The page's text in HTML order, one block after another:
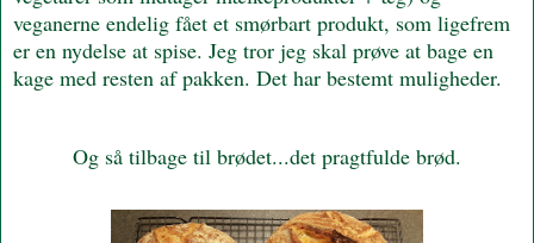
veganerne endelig fået et smørbart produkt, som ligefrem
er en nydelse at spise. Jeg tror jeg skal prøve at bage en
kage med resten af pakken. Det har bestemt muligheder.
Og så tilbage til brødet...det pragtfulde brød.